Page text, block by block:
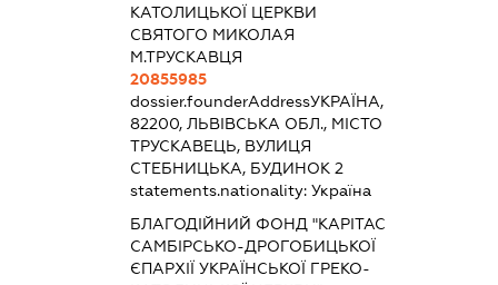
КАТОЛИЦЬКОЇ ЦЕРКВИ
СВЯТОГО МИКОЛАЯ
М.ТРУСКАВЦЯ
20855985
dossier.founderAddressУКРАЇНА,
82200, ЛЬВІВСЬКА ОБЛ., МІСТО
ТРУСКАВЕЦЬ, ВУЛИЦЯ
СТЕБНИЦЬКА, БУДИНОК 2
statements.nationality:Україна
БЛАГОДІЙНИЙ ФОНД "КАРІТАС
САМБІРСЬКО-ДРОГОБИЦЬКОЇ
ЄПАРХІЇ УКРАЇНСЬКОЇ ГРЕКО-